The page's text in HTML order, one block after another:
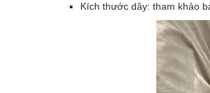
Kích thước dây: tham khảo